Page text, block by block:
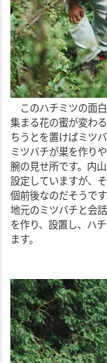
このハチミツの面
集まる花の蜜が変わ
ちうとを置けばミツ
ミツバチが巣を作り
腕の見せ所です。内
設定していますが、
個前後なのだそうで
地元のミツバチと会
を作り、設置し、ハ
ます。